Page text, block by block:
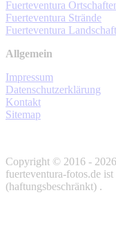
Fuerteventura
Fuerteventura Strände
Fuerteventura
Allgemein
Impressum
Datenschutzerklärung
Kontakt
Sitemap
Copyright © 2016 -
fuerteventura-fotos.de
(haftungsbeschränkt) .